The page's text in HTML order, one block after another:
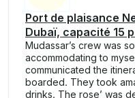
Port de plaisance
Dubaï, capacité 15
Mudassar’s crew was
accommodating to
communicated the
boarded. They took
drinks. The rose’ was